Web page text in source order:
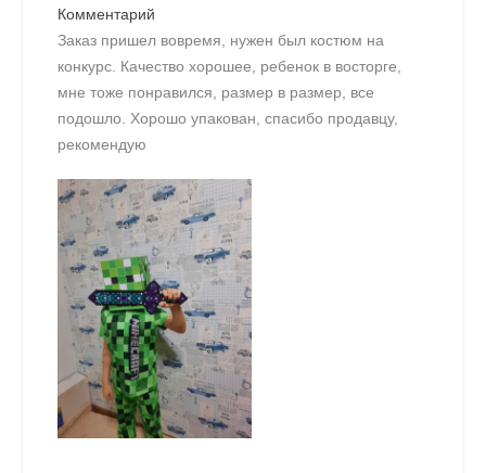
Комментарий
Заказ пришел вовремя, нужен был костюм на
конкурс. Качество хорошее, ребенок в восторге,
мне тоже понравился, размер в размер, все
подошло. Хорошо упакован, спасибо продавцу,
рекомендую